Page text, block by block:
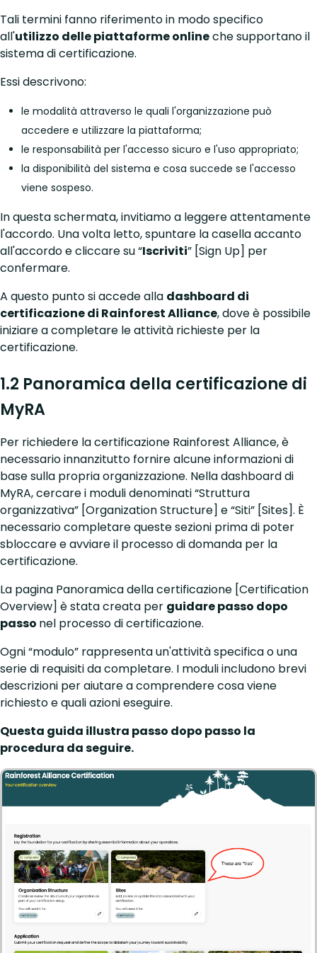
Tali termini fanno riferimento in modo specifico
all'utilizzo delle piattaforme onlineche supportano il
sistema di certificazione.
Essi descrivono:
le modalità attraverso le quali l'organizzazione può
accedere e utilizzare la piattaforma;
le responsabilità per l'accesso sicuro e l'uso appropriato;
la disponibilità del sistema e cosa succede se l'accesso
viene sospeso.
In questa schermata, invitiamo a leggere attentamente
l'accordo. Una volta letto, spuntare la casella accanto
all'accordo e cliccare su “Iscriviti” [Sign Up] per
confermare.
A questo punto si accede alla dashboard di
certificazione di Rainforest Alliance, dove è possibile
iniziare a completare le attività richieste per la
certificazione.
1.2 Panoramica della certificazione di
MyRA
Per richiedere la certificazione Rainforest Alliance, è
necessario innanzitutto fornire alcune informazioni di
base sulla propria organizzazione. Nella dashboard di
MyRA, cercare i moduli denominati “Struttura
organizzativa” [Organization Structure] e “Siti” [Sites]. È
necessario completare queste sezioni prima di poter
sbloccare e avviare il processo di domanda per la
certificazione.
La pagina Panoramica della certificazione [Certification
Overview] è stata creata per guidare passo dopo
passo nel processo di certificazione.
Ogni “modulo” rappresenta un'attività specifica o una
serie di requisiti da completare. I moduli includono brevi
descrizioni per aiutare a comprendere cosa viene
richiesto e quali azioni eseguire.
Questa guida illustra passo dopo passo la
procedura da seguire.